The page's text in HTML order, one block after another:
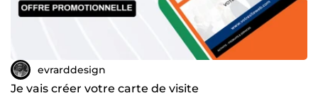
evrarddesign
Je vais créer votre carte de visite